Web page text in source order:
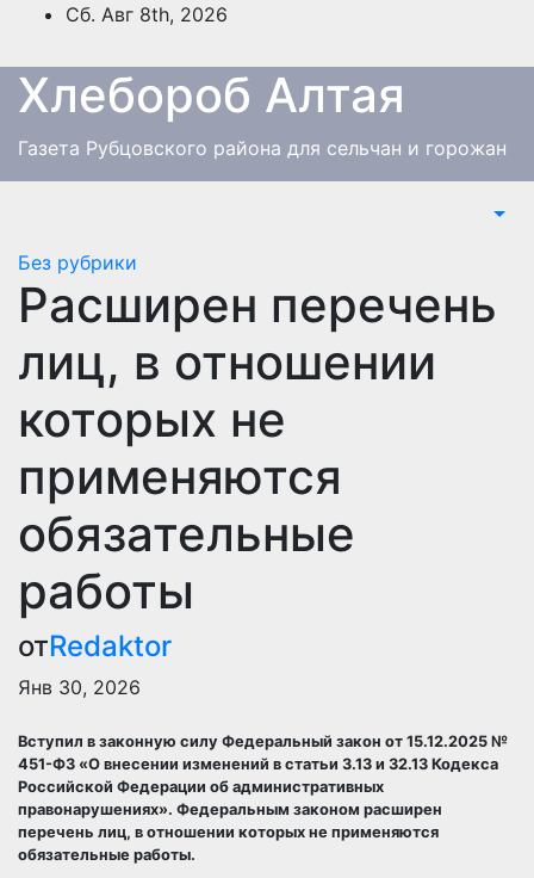
Перейти
содержимому
Сб. Авг 8th, 2026
Хлебороб Алтая
Газета Рубцовского района для сельчан и горожан
Без рубрики
Расширен перечень
лиц, в отношении
которых не
применяются
обязательные
работы
отRedaktor
Янв 30, 2026
Вступил в законную силу Федеральный закон от 15.12.2025 №
451-ФЗ «О внесении изменений в статьи 3.13 и 32.13 Кодекса
Российской Федерации об административных
правонарушениях». Федеральным законом расширен
перечень лиц, в отношении которых не применяются
обязательные работы.